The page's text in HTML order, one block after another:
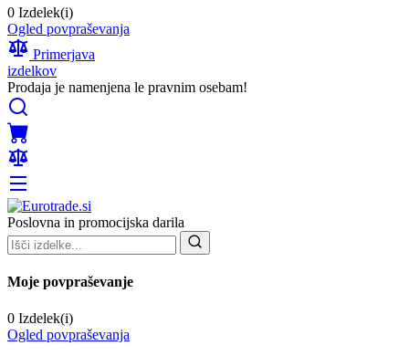
0 Izdelek(i)
Ogled povpraševanja
Primerjava
izdelkov
Prodaja je namenjena le pravnim osebam!
Poslovna in promocijska darila
Moje povpraševanje
0 Izdelek(i)
Ogled povpraševanja